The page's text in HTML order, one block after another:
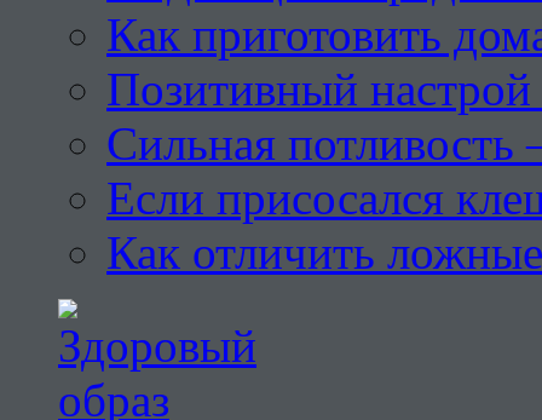
Как приготовить
Позитивный настрой
Сильная потливость
Если присосался
Как отличить